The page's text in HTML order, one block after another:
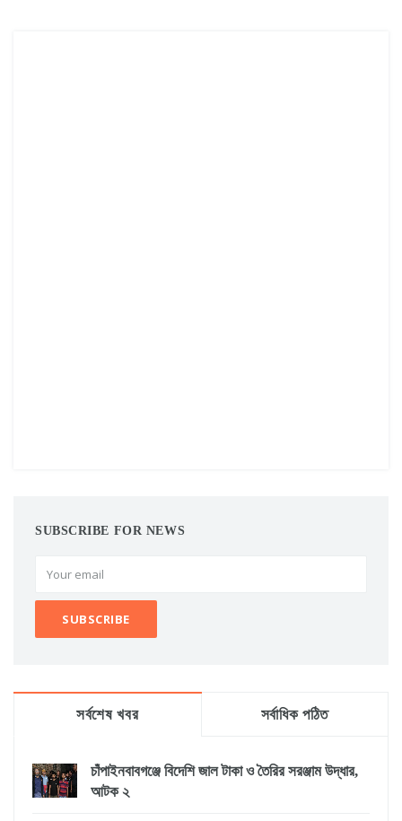
SUBSCRIBE FOR NEWS
সর্বশেষ খবর সর্বাধিক পঠিত
চাঁপাইনবাবগঞ্জে বিদেশি জাল টাকা ও তৈরির সরঞ্জাম উদ্ধার,
আটক ২